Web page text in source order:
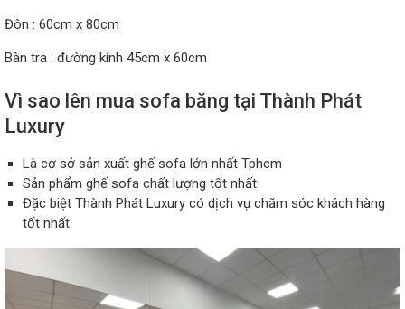
Đôn : 60cm x 80cm
Bàn tra : đường kính 45cm x 60cm
Vì sao lên mua sofa băng tại Thành Phát
Luxury
Là cơ sở sản xuất ghế sofa lớn nhất Tphcm
Sản phẩm ghế sofa chất lượng tốt nhất
Đặc biệt Thành Phát Luxury có dịch vụ chăm sóc khách hàng
tốt nhất